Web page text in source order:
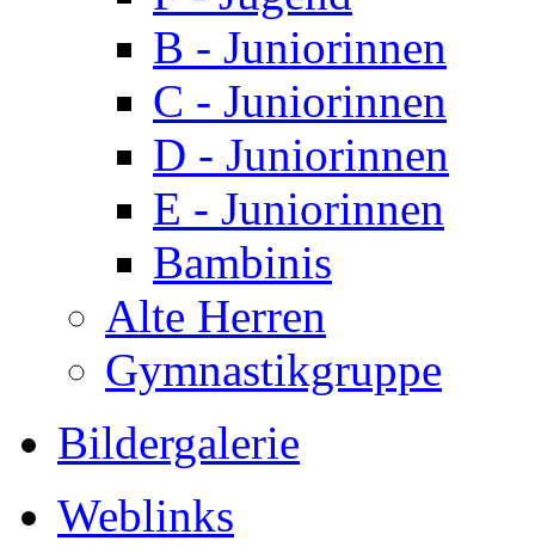
B - Juniorinnen
C - Juniorinnen
D - Juniorinnen
E - Juniorinnen
Bambinis
Alte Herren
Gymnastikgruppe
Bildergalerie
Weblinks